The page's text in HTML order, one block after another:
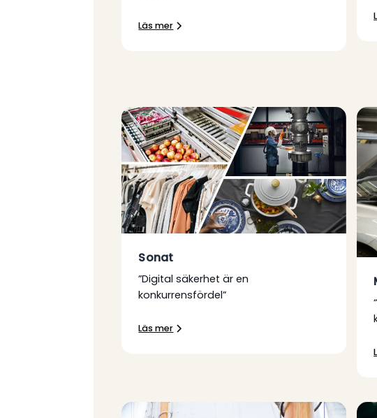
Läs mer
Sonat
”Digital säkerhet är en
konkurrensfördel”
Läs mer